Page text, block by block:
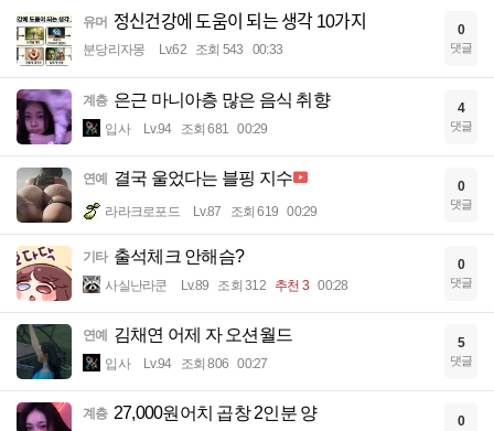
유머 정신건강에 도움이 되는 생각 10가지
분당리자몽 Lv.62 조회 543 00:33
0
댓글
계층 은근 마니아층 많은 음식 취향
입사 Lv.94 조회 681 00:29
4
댓글
연예 결국 울었다는 블핑 지수
라라크로포드 Lv.87 조회 619 00:29
0
댓글
기타 출석체크 안해슴?
사실난라쿤 Lv.89 조회 312 추천 3 00:28
0
댓글
연예 김채연 어제 자 오션월드
입사 Lv.94 조회 806 00:27
5
댓글
계층 27,000원어치 곱창 2인분 양 0